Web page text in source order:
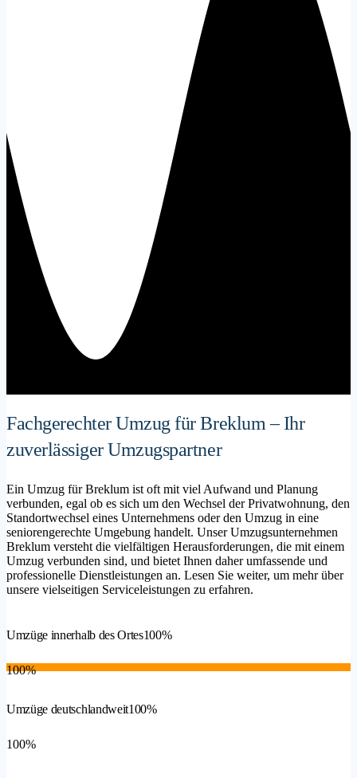
Fachgerechter Umzug für Breklum – Ihr
zuverlässiger Umzugspartner
Ein Umzug für Breklum ist oft mit viel Aufwand und Planung
verbunden, egal ob es sich um den Wechsel der Privatwohnung, den
Standortwechsel eines Unternehmens oder den Umzug in eine
seniorengerechte Umgebung handelt. Unser Umzugsunternehmen
Breklum versteht die vielfältigen Herausforderungen, die mit einem
Umzug verbunden sind, und bietet Ihnen daher umfassende und
professionelle Dienstleistungen an. Lesen Sie weiter, um mehr über
unsere vielseitigen Serviceleistungen zu erfahren.
Umzüge innerhalb des Ortes100%
100%
Umzüge deutschlandweit100%
100%